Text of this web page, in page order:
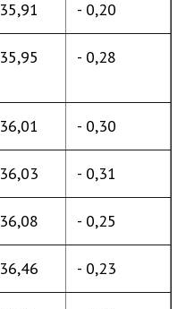
35,91 - 0,20
35,95 - 0,28
36,01 - 0,30
36,03 - 0,31
36,08 - 0,25
36,46 - 0,23